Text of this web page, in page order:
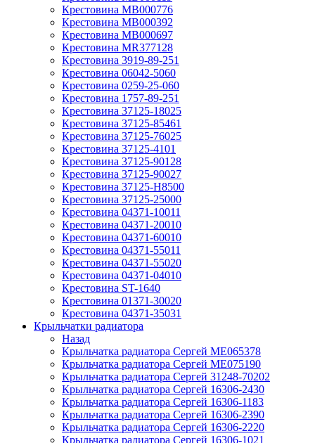
Крестовина MB000776
Крестовина MB000392
Крестовина MB000697
Крестовина MR377128
Крестовина 3919-89-251
Крестовина 06042-5060
Крестовина 0259-25-060
Крестовина 1757-89-251
Крестовина 37125-18025
Крестовина 37125-85461
Крестовина 37125-76025
Крестовина 37125-4101
Крестовина 37125-90128
Крестовина 37125-90027
Крестовина 37125-H8500
Крестовина 37125-25000
Крестовина 04371-10011
Крестовина 04371-20010
Крестовина 04371-60010
Крестовина 04371-55011
Крестовина 04371-55020
Крестовина 04371-04010
Крестовина ST-1640
Крестовина 01371-30020
Крестовина 04371-35031
Крыльчатки радиатора
Назад
Крыльчатка радиатора Сергей ME065378
Крыльчатка радиатора Сергей ME075190
Крыльчатка радиатора Сергей 31248-70202
Крыльчатка радиатора Сергей 16306-2430
Крыльчатка радиатора Сергей 16306-1183
Крыльчатка радиатора Сергей 16306-2390
Крыльчатка радиатора Сергей 16306-2220
Крыльчатка радиатора Сергей 16306-1021